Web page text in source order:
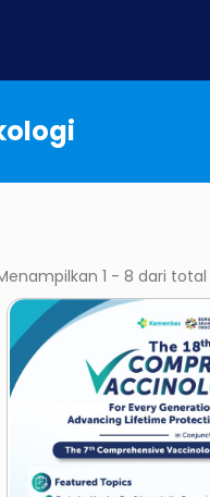
1 - 8 dari